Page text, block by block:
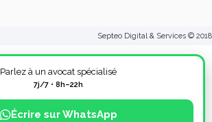
Parlez à un avocat spécialisé
7j/7 • 8h–22h
Écrire sur WhatsApp
Septeo Digital & Services © 2018